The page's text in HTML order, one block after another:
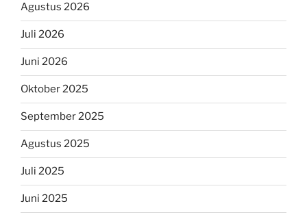
Agustus 2026
Juli 2026
Juni 2026
Oktober 2025
September 2025
Agustus 2025
Juli 2025
Juni 2025